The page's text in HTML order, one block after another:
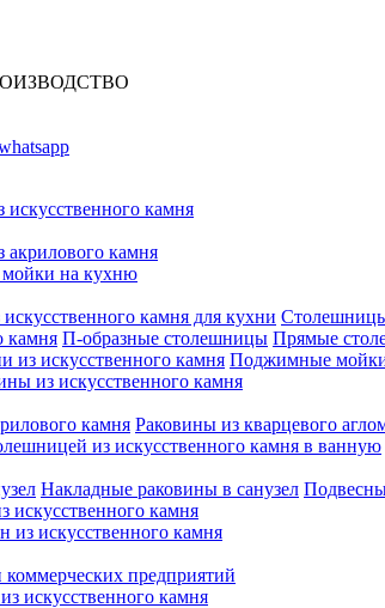
камня
камня
на кухню
камня для кухни
камня П-образные столешницы Прямые
из искусственного камня Поджимные
из искусственного камня
камня Раковины из кварцевого
из искусственного камня в ванную
Накладные раковины в санузел
искусственного камня
из искусственного камня
предприятий
искусственного камня